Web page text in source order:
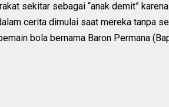
sekitar sebagai “anak demit”
cerita dimulai saat mereka tanpa
bola bernama Baron Permana